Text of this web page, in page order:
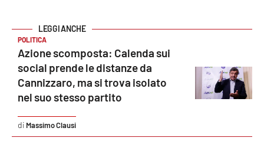
Ilreggino.it
Cosenzachannel.it
Ilvibonese.it
Catanzarochannel.it
POLITICA
Azione scomposta: Calenda sui
social prende le distanze da
Cannizzaro, ma si trova isolato
nel suo stesso partito
Massimo Clausi